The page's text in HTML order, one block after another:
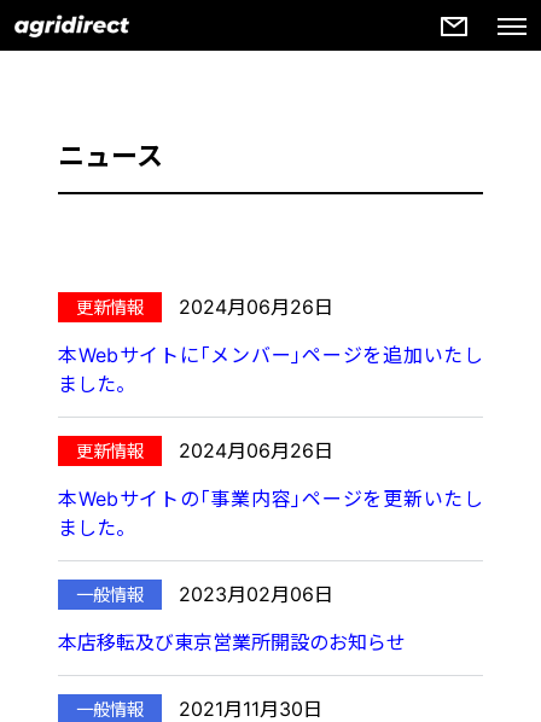
ニュース
2024月06月26日
本Webサイトに｢メンバー｣ページを追加いたし
ました。
2024月06月26日
本Webサイトの｢事業内容｣ページを更新いたし
ました。
2023月02月06日
本店移転及び東京営業所開設のお知らせ
2021月11月30日